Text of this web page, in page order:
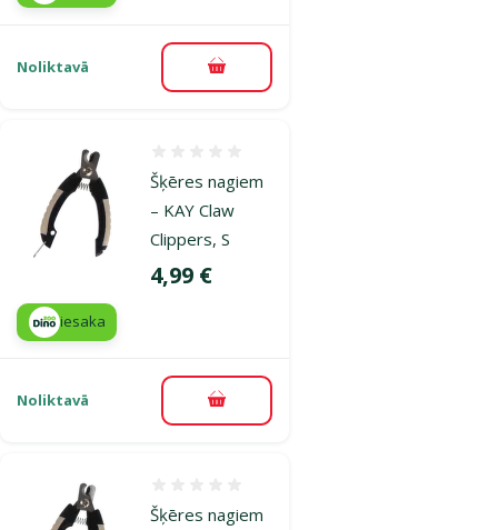
Noliktavā Pievienot grozam
Šķēres nagiem
– KAY Claw
Clippers, S
Cena
4,99 €
iesaka
Noliktavā Pievienot grozam
Šķēres nagiem